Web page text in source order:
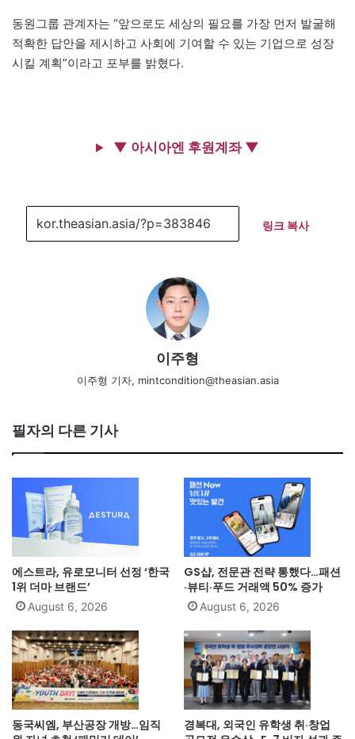
동원그룹 관계자는 “앞으로도 세상의 필요를 가장 먼저 발굴해
적확한 답안을 제시하고 사회에 기여할 수 있는 기업으로 성장
시킬 계획”이라고 포부를 밝혔다.
▼ 아시아엔 후원계좌 ▼
링크 복사
이주형
이주형 기자, mintcondition@theasian.asia
필자의 다른 기사
에스트라, 유로모니터 선정 ‘한국
1위 더마 브랜드’
August 6, 2026
GS샵, 전문관 전략 통했다…패션
·뷰티·푸드 거래액 50% 증가
August 6, 2026
동국씨엠, 부산공장 개방…임직
경복대, 외국인 유학생 취·창업